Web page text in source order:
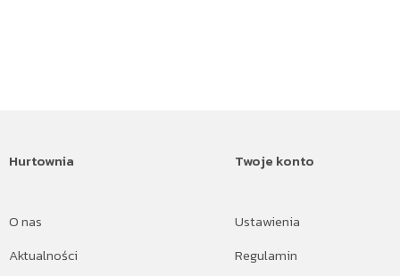
Hurtownia
O nas
Aktualności
Twoje konto
Ustawienia
Regulamin